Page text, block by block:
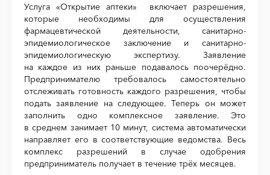
Услуга «Открытие аптеки» включает разрешения,
которые необходимы для осуществления
фармацевтической деятельности, санитарно-
эпидемиологическое заключение и санитарно-
эпидемиологическую экспертизу. Заявление
на каждое из них раньше подавалось поочерёдно.
Предпринимателю требовалось самостоятельно
отслеживать готовность каждого разрешения, чтобы
подать заявление на следующее. Теперь он может
заполнить одно комплексное заявление. Это
в среднем занимает 10 минут, система автоматически
направляет его в соответствующие ведомства. Весь
комплекс разрешений в случае одобрения
предприниматель получает в течение трёх месяцев.